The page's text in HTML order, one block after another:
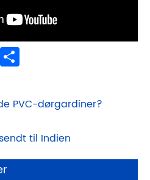
LinkedIn
PVC-dørgardiner?
til Indien